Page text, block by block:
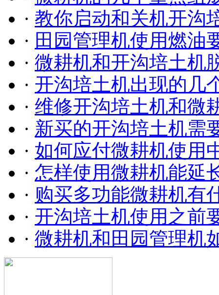
· 教你启动和关机开沟
· 田园管理机使用燃油
· 微耕机和开沟培土机
· 开沟培土机出现的几
· 维修开沟培土机和微
· 新买的开沟培土机需
· 如何应付微耕机使用
· 怎样使用微耕机能延
· 购买多功能微耕机有
· 开沟培土机使用之前
· 微耕机和田园管理机